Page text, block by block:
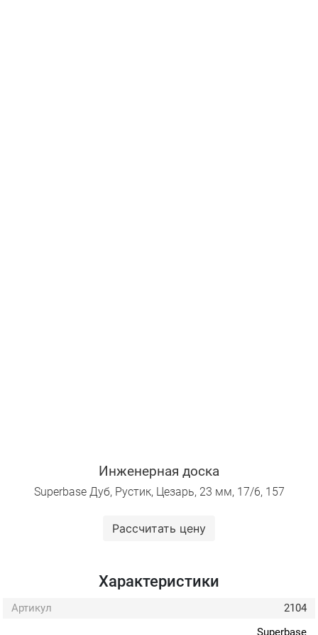
Инженерная доска
Superbase Дуб, Рустик, Цезарь, 23 мм, 17/6, 157
Рассчитать цену
Характеристики
Артикул 2104
Superbase